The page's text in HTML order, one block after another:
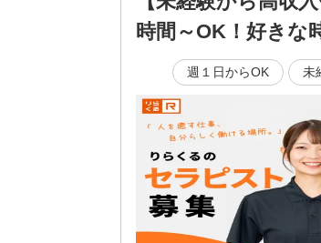
時間～OK！好きな
週１日からOK 未